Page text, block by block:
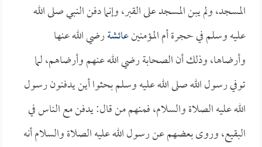
المسجد، ولم يبن المسجد على القبر، وإنما دفن النبي صلى الله
عليه وسلم في حجرة أم المؤمنينعائشةرضي الله عنها
وأرضاها، وذلك أن الصحابة رضي الله عنهم وأرضاهم، لما
توفي رسول الله صلى الله عليه وسلم بحثوا أين يدفنون رسول
الله عليه الصلاة والسلام، فمنهم من قال: يدفن مع الناس في
البقيع، وروى بعضهم عن رسول الله عليه الصلاة والسلام أنه